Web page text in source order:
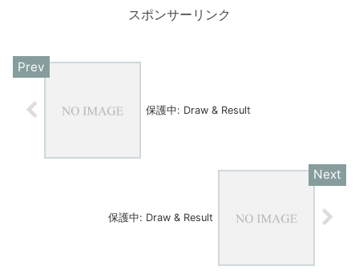
スポンサーリンク
保護中: Draw & Result
保護中: Draw & Result